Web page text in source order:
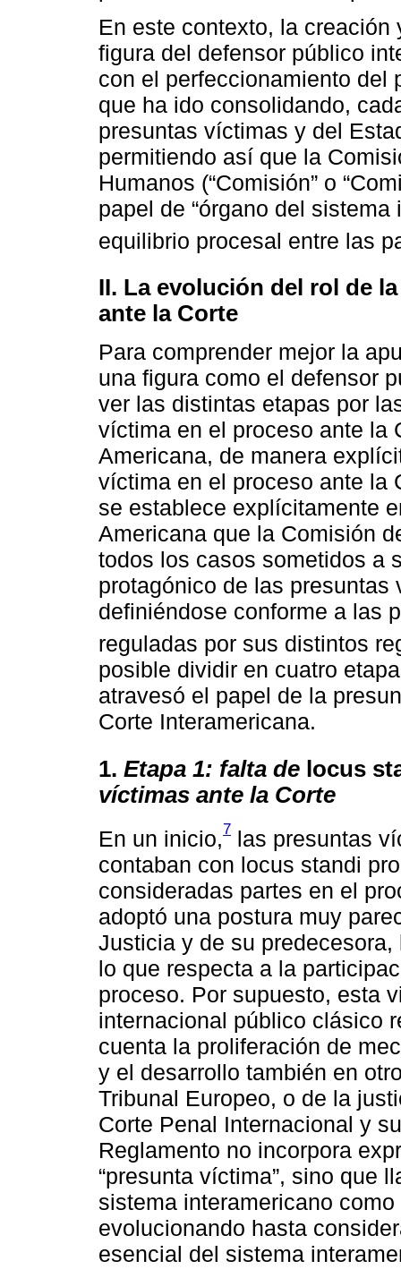
En este contexto, la
figura del defensor público
con el perfeccionamiento del
que ha ido consolidando,
presuntas víctimas y del
permitiendo así que la
Humanos (“Comisión” o
papel de “órgano del
equilibrio procesal entre las
II. La evolución del rol de
ante la Corte
Para comprender mejor la
una figura como el defensor
ver las distintas etapas por
víctima en el proceso ante la
Americana, de manera
víctima en el proceso ante la
se establece explícitamente
Americana que la Comisión
todos los casos sometidos a
protagónico de las
definiéndose conforme a las
reguladas por sus distintos
posible dividir en cuatro
atravesó el papel de la
Corte Interamericana.
1. Etapa 1: falta de locus
víctimas ante la Corte
En un inicio,7 las presuntas
contaban con locus standi
consideradas partes en el
adoptó una postura muy
Justicia y de su
lo que respecta a la
proceso. Por supuesto, esta
internacional público clásico
cuenta la proliferación de
y el desarrollo también en
Tribunal Europeo, o de la
Corte Penal Internacional y
Reglamento no incorpora
“presunta víctima”, sino que
sistema interamericano
evolucionando hasta
esencial del sistema